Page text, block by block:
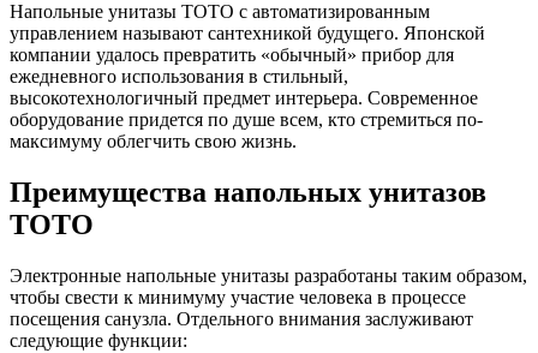
Напольные унитазы TOTO с автоматизированным
управлением называют сантехникой будущего. Японской
компании удалось превратить «обычный» прибор для
ежедневного использования в стильный,
высокотехнологичный предмет интерьера. Современное
оборудование придется по душе всем, кто стремиться по-
максимуму облегчить свою жизнь.
Преимущества напольных унитазов
TOTO
Электронные напольные унитазы разработаны таким образом,
чтобы свести к минимуму участие человека в процессе
посещения санузла. Отдельного внимания заслуживают
следующие функции: